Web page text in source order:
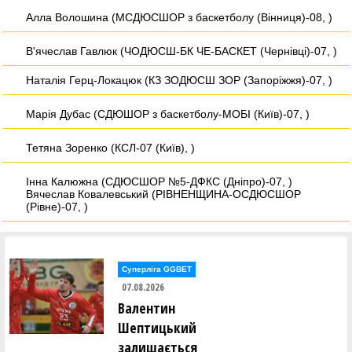
Алла Волошина (МСДЮСШОР з баскетболу (Вінниця)-08, )
В'ячеслав Гавлюк (ЧОДЮСШ-БК ЧЕ-БАСКЕТ (Чернівці)-07, )
Наталія Герц-Локацюк (КЗ ЗОДЮСШ ЗОР (Запоріжжя)-07, )
Марія Дубас (СДЮШОР з баскетболу-МОБІ (Київ)-07, )
Тетяна Зоренко (КСЛ-07 (Київ), )
Інна Калюжна (СДЮСШОР №5-ДФКС (Дніпро)-07, )
Вячеслав Ковалевський (РІВНЕНЩИНА-ОСДЮСШОР
(Рівне)-07, )
Юлія Лапшинова (СДЮШОР з баскетболу-МОБІ (Київ)-07, )
Олександр Лобас (ДЮСШ-Збараж (Тернопільська обл.)-08, )
Анатолій Ніщіменко (СДЮСШОР №2 (Полтава)-07, )
Суперліга GGBET
07.08.2026
Валентин
Шептицький
залишається